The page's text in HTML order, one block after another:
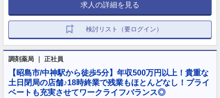
求人の詳細を見る
検討リスト（要ログイン）
調剤薬局 ｜ 正社員
【昭島市/中神駅から徒歩5分】年収500万円以上！貴重な
土日閉局の店舗♪18時終業で残業もほとんどなし！プライ
ベートも充実させてワークライフバランス◎